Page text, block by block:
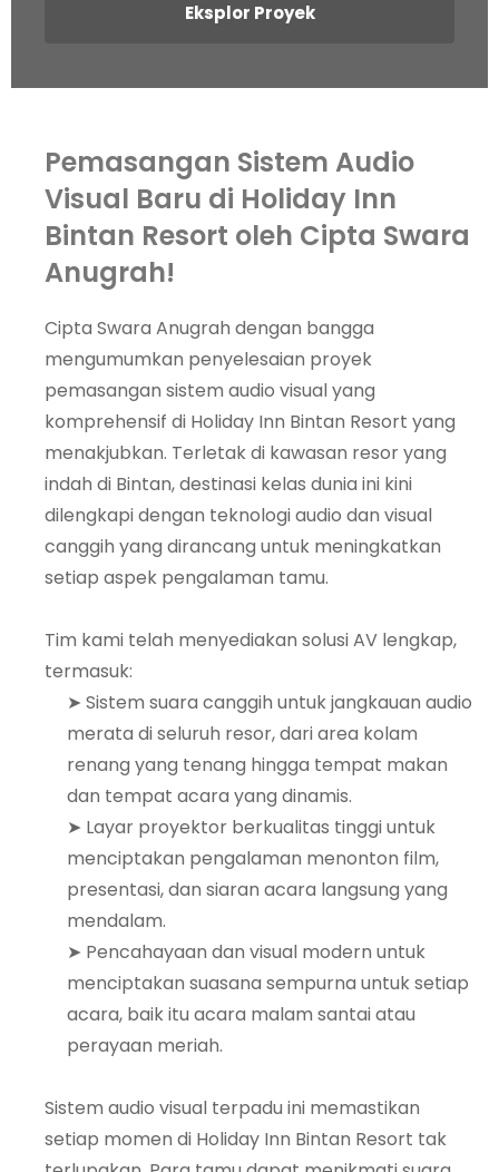
Eksplor Proyek
Pemasangan Sistem Audio
Visual Baru di Holiday Inn
Bintan Resort oleh Cipta Swara
Anugrah!
Cipta Swara Anugrah dengan bangga
mengumumkan penyelesaian proyek
pemasangan sistem audio visual yang
komprehensif di Holiday Inn Bintan Resort yang
menakjubkan. Terletak di kawasan resor yang
indah di Bintan, destinasi kelas dunia ini kini
dilengkapi dengan teknologi audio dan visual
canggih yang dirancang untuk meningkatkan
setiap aspek pengalaman tamu.
Tim kami telah menyediakan solusi AV lengkap,
termasuk:
➤ Sistem suara canggih untuk jangkauan audio
merata di seluruh resor, dari area kolam
renang yang tenang hingga tempat makan
dan tempat acara yang dinamis.
➤ Layar proyektor berkualitas tinggi untuk
menciptakan pengalaman menonton film,
presentasi, dan siaran acara langsung yang
mendalam.
➤ Pencahayaan dan visual modern untuk
menciptakan suasana sempurna untuk setiap
acara, baik itu acara malam santai atau
perayaan meriah.
Sistem audio visual terpadu ini memastikan
setiap momen di Holiday Inn Bintan Resort tak